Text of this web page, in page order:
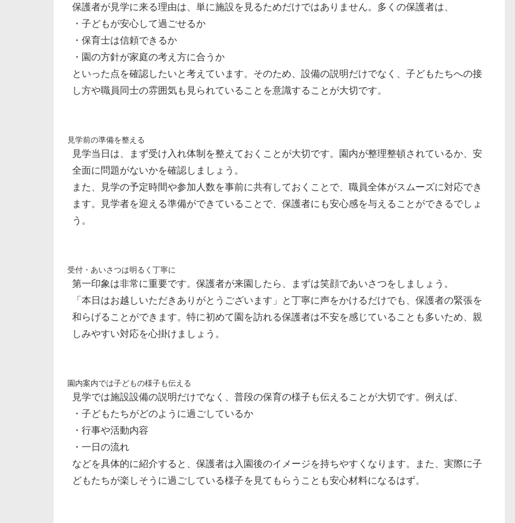
保護者が見学に来る理由は、単に施設を見るためだけではありません。多くの保護者は、
・子どもが安心して過ごせるか
・保育士は信頼できるか
・園の方針が家庭の考え方に合うか
といった点を確認したいと考えています。そのため、設備の説明だけでなく、子どもたちへの接
し方や職員同士の雰囲気も見られていることを意識することが大切です。
見学前の準備を整える
見学当日は、まず受け入れ体制を整えておくことが大切です。園内が整理整頓されているか、安
全面に問題がないかを確認しましょう。
また、見学の予定時間や参加人数を事前に共有しておくことで、職員全体がスムーズに対応でき
ます。見学者を迎える準備ができていることで、保護者にも安心感を与えることができるでしょ
う。
受付・あいさつは明るく丁寧に
第一印象は非常に重要です。保護者が来園したら、まずは笑顔であいさつをしましょう。
「本日はお越しいただきありがとうございます」と丁寧に声をかけるだけでも、保護者の緊張を
和らげることができます。特に初めて園を訪れる保護者は不安を感じていることも多いため、親
しみやすい対応を心掛けましょう。
園内案内では子どもの様子も伝える
見学では施設設備の説明だけでなく、普段の保育の様子も伝えることが大切です。例えば、
・子どもたちがどのように過ごしているか
・行事や活動内容
・一日の流れ
などを具体的に紹介すると、保護者は入園後のイメージを持ちやすくなります。また、実際に子
どもたちが楽しそうに過ごしている様子を見てもらうことも安心材料になるはず。